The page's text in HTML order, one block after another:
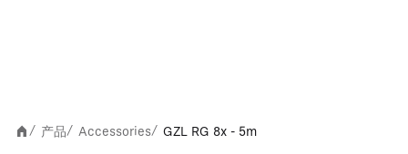
/ 产品/ Accessories/ GZL RG 8x - 5m